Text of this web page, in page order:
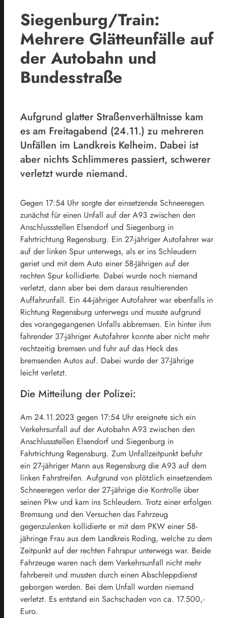
Siegenburg/Train:
Mehrere Glätteunfälle auf
der Autobahn und
Bundesstraße
Aufgrund glatter Straßenverhältnisse kam
es am Freitagabend (24.11.) zu mehreren
Unfällen im Landkreis Kelheim. Dabei ist
aber nichts Schlimmeres passiert, schwerer
verletzt wurde niemand.
Gegen 17:54 Uhr sorgte der einsetzende Schneeregen
zunächst für einen Unfall auf der A93 zwischen den
Anschlussstellen Elsendorf und Siegenburg in
Fahrtrichtung Regensburg. Ein 27-jähriger Autofahrer war
auf der linken Spur unterwegs, als er ins Schleudern
geriet und mit dem Auto einer 58-Jährigen auf der
rechten Spur kollidierte. Dabei wurde noch niemand
verletzt, dann aber bei dem daraus resultierenden
Auffahrunfall. Ein 44-jähriger Autofahrer war ebenfalls in
Richtung Regensburg unterwegs und musste aufgrund
des vorangegangenen Unfalls abbremsen. Ein hinter ihm
fahrender 37-jähriger Autofahrer konnte aber nicht mehr
rechtzeitig bremsen und fuhr auf das Heck des
bremsenden Autos auf. Dabei wurde der 37-Jährige
leicht verletzt.
Die Mitteilung der Polizei:
Am 24.11.2023 gegen 17:54 Uhr ereignete sich ein
Verkehrsunfall auf der Autobahn A93 zwischen den
Anschlussstellen Elsendorf und Siegenburg in
Fahrtrichtung Regensburg. Zum Unfallzeitpunkt befuhr
ein 27-jähriger Mann aus Regensburg die A93 auf dem
linken Fahrstreifen. Aufgrund von plötzlich einsetzendem
Schneeregen verlor der 27-jährige die Kontrolle über
seinen Pkw und kam ins Schleudern. Trotz einer erfolgen
Bremsung und den Versuchen das Fahrzeug
gegenzulenken kollidierte er mit dem PKW einer 58-
jähringe Frau aus dem Landkreis Roding, welche zu dem
Zeitpunkt auf der rechten Fahrspur unterwegs war. Beide
Fahrzeuge waren nach dem Verkehrsunfall nicht mehr
fahrbereit und mussten durch einen Abschleppdienst
geborgen werden. Bei dem Unfall wurden niemand
verletzt. Es entstand ein Sachschaden von ca. 17.500,-
Euro.